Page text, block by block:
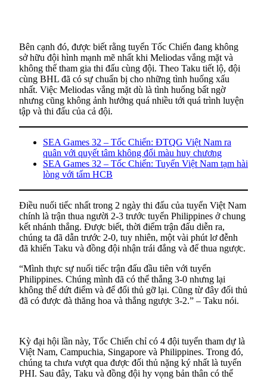
Bên cạnh đó, được biết rằng tuyển Tốc Chiến đang không
sở hữu đội hình mạnh mẽ nhất khi Meliodas vắng mặt và
không thể tham gia thi đấu cùng đội. Theo Taku tiết lộ, đội
cùng BHL đã có sự chuẩn bị cho những tình huống xấu
nhất. Việc Meliodas vắng mặt dù là tình huống bất ngờ
nhưng cũng không ảnh hưởng quá nhiều tới quá trình luyện
tập và thi đấu của cả đội.
SEA Games 32 – Tốc Chiến: ĐTQG Việt Nam ra
quân với quyết tâm không đổi màu huy chương
SEA Games 32 – Tốc Chiến: Tuyển Việt Nam tạm hài
lòng với tấm HCB
Điều nuối tiếc nhất trong 2 ngày thi đấu của tuyển Việt Nam
chính là trận thua người 2-3 trước tuyển Philippines ở chung
kết nhánh thắng. Được biết, thời điểm trận đấu diễn ra,
chúng ta đã dẫn trước 2-0, tuy nhiên, một vài phút lơ đễnh
đã khiến Taku và đồng đội nhận trái đắng và để thua ngược.
“Mình thực sự nuối tiếc trận đấu đầu tiên với tuyển
Philippines. Chúng mình đã có thể thắng 3-0 nhưng lại
không thể dứt điểm và để đối thủ gỡ lại. Cũng từ đây đối thủ
đã có được đà thăng hoa và thắng ngược 3-2.” – Taku nói.
Kỳ đại hội lần này, Tốc Chiến chỉ có 4 đội tuyển tham dự là
Việt Nam, Campuchia, Singapore và Philippines. Trong đó,
chúng ta chưa vượt qua được đối thủ nặng ký nhất là tuyển
PHI. Sau đây, Taku và đồng đội hy vọng bản thân có thể